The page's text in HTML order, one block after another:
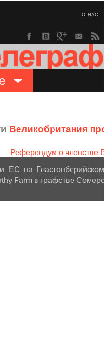
О НАС
Великобритания
ЕС на
Farm в графстве